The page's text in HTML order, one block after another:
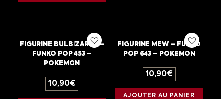
FIGURINE BULBIZARRE –
FUNKO POP 453 –
POKEMON
10,90€
FIGURINE MEW – FUNKO
POP 643 – POKEMON
10,90€
AJOUTER AU PANIER